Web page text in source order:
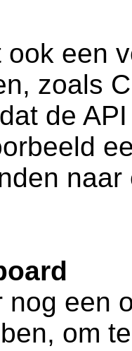
ook een
zoals
de
nog een
om